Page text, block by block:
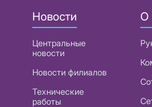
Новости
Центральные
новости
Новости филиалов
Технические
работы
О